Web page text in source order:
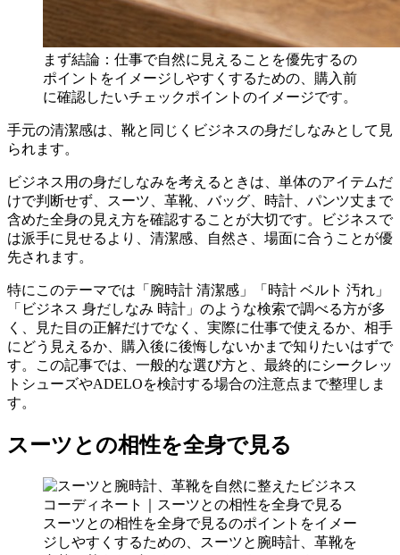
まず結論：仕事で自然に見えることを優先するの
ポイントをイメージしやすくするための、購入前
に確認したいチェックポイントのイメージです。
手元の清潔感は、靴と同じくビジネスの身だしなみとして見
られます。
ビジネス用の身だしなみを考えるときは、単体のアイテムだ
けで判断せず、スーツ、革靴、バッグ、時計、パンツ丈まで
含めた全身の見え方を確認することが大切です。ビジネスで
は派手に見せるより、清潔感、自然さ、場面に合うことが優
先されます。
特にこのテーマでは「腕時計 清潔感」「時計 ベルト 汚れ」
「ビジネス 身だしなみ 時計」のような検索で調べる方が多
く、見た目の正解だけでなく、実際に仕事で使えるか、相手
にどう見えるか、購入後に後悔しないかまで知りたいはずで
す。この記事では、一般的な選び方と、最終的にシークレッ
トシューズやADELOを検討する場合の注意点まで整理しま
す。
スーツとの相性を全身で見る
スーツとの相性を全身で見るのポイントをイメー
ジしやすくするための、スーツと腕時計、革靴を